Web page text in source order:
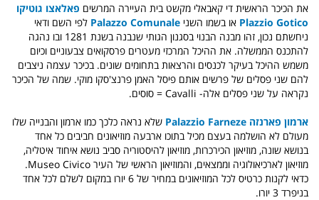
את הכיכר הראשית די קאבאלי מקשט בית העיירה המרשים פאלאצו גוטיקו
Plazzio Gotico או בשמו השני Palazzo Comunale לפי השם ודאי
ניחשתם נכון, זהו מבנה הבנוי בסגנון הגותי שנבנה בשנת 1281 ובו נהגה
להתכנס הממשלה. את ההיכל המרכזי מעטרים פרסקואים צבעוניים וכיום
משמש ההיכל בעיקר לכנסים והרצאות בתחומים שונים. בכיכר עצמה ניצבים
להם שני פסלים של פרשים אותם פיסל האמן פרנצ'סקו מוקי. שמה של הכיכר
נקראה על שני פסלים אלה- Cavalli = סוסים.
ארמון פארנזה Palazzio Farneze שלא נראה כלכך כמו ארמון והבנייה שלו
מעולם לא הושלמה בעצם מכיל בתוכו ארבעה מוזיאונים חביבים כל אחד
בנושא שונה, מוזיאון הכירכרות, מוזיאון להיסטוריה סביב נושא איחוד איטליה,
מוזיאון לארכיאולוגיה וממצאים, והמוזיאון הראשי של העיר Museo Civico.
כדאי לקנות כרטיס לכל המוזיאונים במחיר של 6 יורו במקום לשלם לכל אחד
בניפרד 3 יורו.